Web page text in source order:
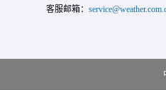
客服邮箱：